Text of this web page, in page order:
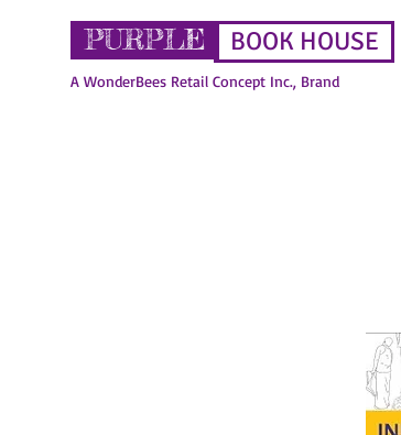
BOOK HOUSE
PURPLE
A WonderBees Retail Concept Inc., Brand